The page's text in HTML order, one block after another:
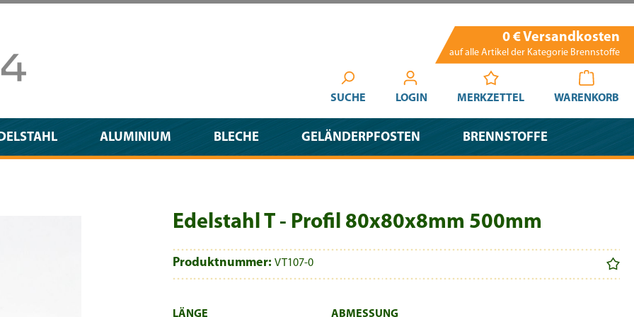
0 € Versandkosten
auf alle Artikel der Kategorie Brennstoffe
SUCHE LOGIN MERKZETTEL WARENKORB
ALUMINIUM BLECHE GELÄNDERPFOSTEN BRENNSTOFFE
Edelstahl T - Profil 80x80x8mm 500mm
Produktnummer: VT107-0
LÄNGE ABMESSUNG